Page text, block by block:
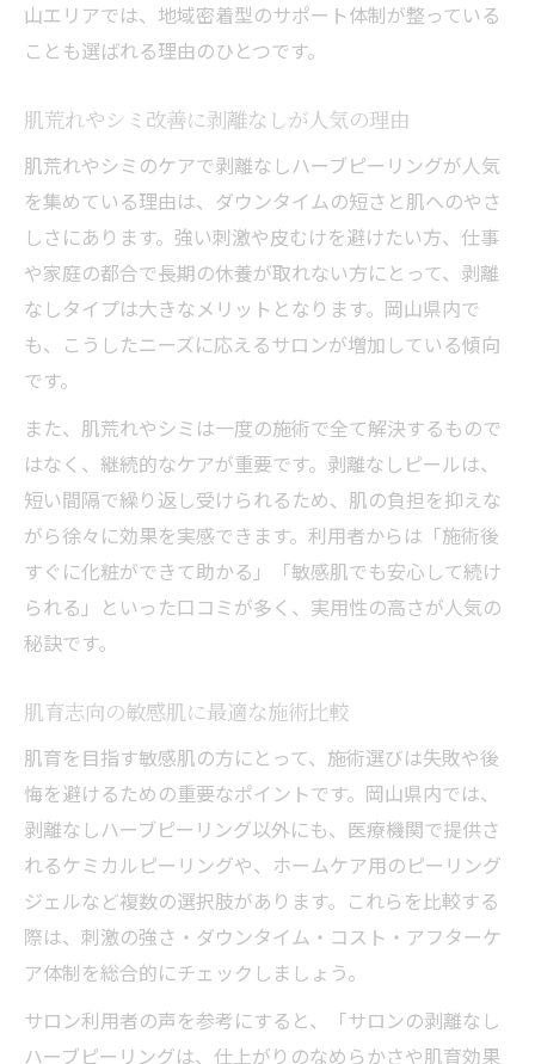
山エリアでは、地域密着型のサポート体制が整っている
ことも選ばれる理由のひとつです。
肌荒れやシミ改善に剥離なしが人気の理由
肌荒れやシミのケアで剥離なしハーブピーリングが人気
を集めている理由は、ダウンタイムの短さと肌へのやさ
しさにあります。強い刺激や皮むけを避けたい方、仕事
や家庭の都合で長期の休養が取れない方にとって、剥離
なしタイプは大きなメリットとなります。岡山県内で
も、こうしたニーズに応えるサロンが増加している傾向
です。
また、肌荒れやシミは一度の施術で全て解決するもので
はなく、継続的なケアが重要です。剥離なしピールは、
短い間隔で繰り返し受けられるため、肌の負担を抑えな
がら徐々に効果を実感できます。利用者からは「施術後
すぐに化粧ができて助かる」「敏感肌でも安心して続け
られる」といった口コミが多く、実用性の高さが人気の
秘訣です。
肌育志向の敏感肌に最適な施術比較
肌育を目指す敏感肌の方にとって、施術選びは失敗や後
悔を避けるための重要なポイントです。岡山県内では、
剥離なしハーブピーリング以外にも、医療機関で提供さ
れるケミカルピーリングや、ホームケア用のピーリング
ジェルなど複数の選択肢があります。これらを比較する
際は、刺激の強さ・ダウンタイム・コスト・アフターケ
ア体制を総合的にチェックしましょう。
サロン利用者の声を参考にすると、「サロンの剥離なし
ハーブピーリングは、仕上がりのなめらかさや肌育効果